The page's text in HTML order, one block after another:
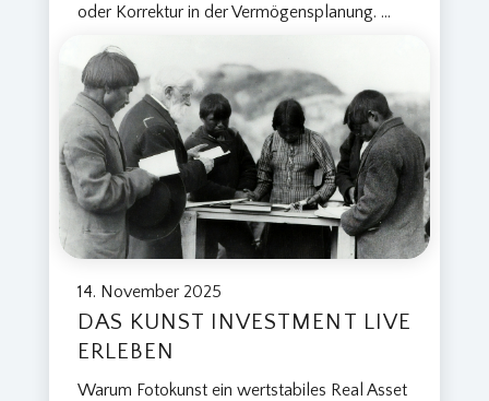
oder Korrektur in der Vermögensplanung. ...
14. November 2025
DAS KUNST INVESTMENT LIVE
ERLEBEN
Warum Fotokunst ein wertstabiles Real Asset